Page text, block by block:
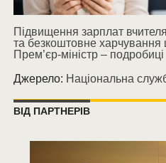
Підвищення зарплат
та безкоштовне харчування
Прем’єр-міністр – подробиці
Джерело: Національна
ВІД ПАРТНЕРІВ